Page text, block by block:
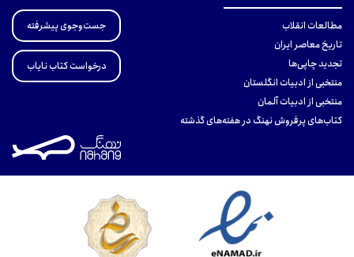
مطالعات انقلاب
تاریخ معاصر ایران
تجدید چاپی‌ها
منتخبی از ادبیات انگلستان
منتخبی از ادبیات آلمان
کتاب‌های پرفروش نهنگ در هفته‌های گذشته
جست‌وجوی پیشرفته
درخواست کتاب نایاب